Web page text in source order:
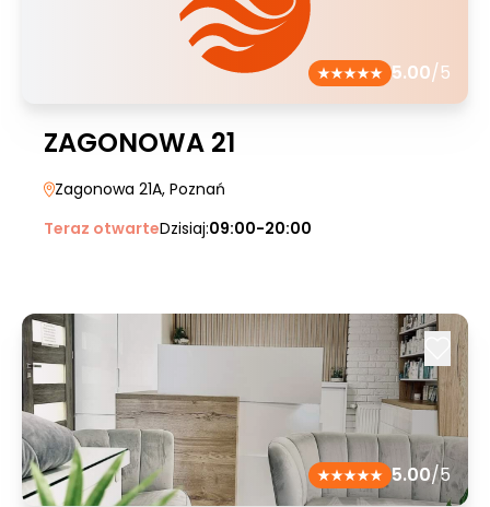
5.00/5
ZAGONOWA 21
Zagonowa 21A, Poznań
Teraz otwarteDzisiaj:09:00-20:00
5.00/5